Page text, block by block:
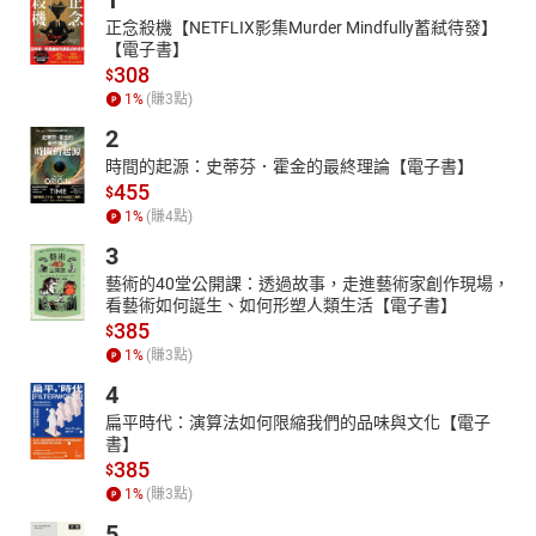
正念殺機【NETFLIX影集Murder Mindfully蓄弒待發】
【電子書】
$308
1 % (賺3點)
2
時間的起源：史蒂芬．霍金的最終理論【電子書】
$455
1 % (賺4點)
3
藝術的40堂公開課：透過故事，走進藝術家創作現場，
看藝術如何誕生、如何形塑人類生活【電子書】
$385
1 % (賺3點)
4
扁平時代：演算法如何限縮我們的品味與文化【電子
書】
$385
1 % (賺3點)